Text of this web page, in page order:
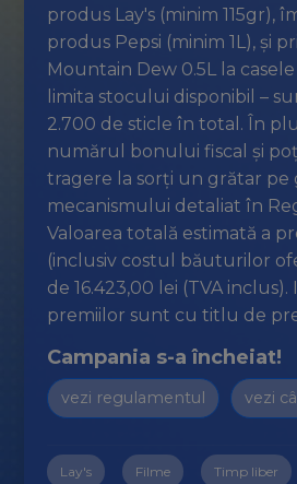
produs Lay's (minim 115gr),
produs Pepsi (minim 1L), și
Mountain Dew 0.5L la
limita stocului disponibil –
2.700 de sticle în total. În
numărul bonului fiscal și
tragere la sorți un grătar pe
mecanismului detaliat în
Valoarea totală estimată a
(inclusiv costul băuturilor
de 16.423,00 lei (TVA inclus).
premiilor sunt cu titlu de
Campania s-a încheiat!
vezi regulamentul vezi
Lay's Filme Timp liber